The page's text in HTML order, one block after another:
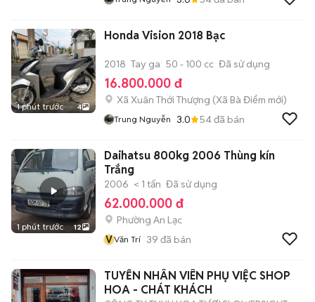
1 phút trước 4
Honda Vision 2018 Bạc
2018 Tay ga 50 - 100 cc Đã sử dụng
16.800.000 đ
Xã Xuân Thới Thượng (Xã Bà Điểm mới)
Trung Nguyễn 3.0 54đã bán
1 phút trước 12
Daihatsu 800kg 2006 Thùng kín
Trắng
2006 < 1 tấn Đã sử dụng
62.000.000 đ
Phường An Lạc
VVăn Trí 39 đã bán
TUYỂN NHÂN VIÊN PHỤ VIỆC SHOP
HOA - CHÁT KHÁCH